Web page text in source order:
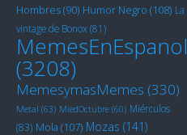
Hombres(90) Humor Negro (108) La
vintage de Bonox(81)
MemesEnEspanol
(3208)
MemesymasMemes (330)
Metal (63) MiedOctubre (60) Miérculos
(83) Mola (107) Mozas (141)